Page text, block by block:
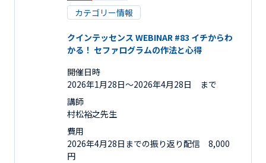
カテゴリー情報
クインテッセンス WEBINAR #83 イチからわ
かる！ セファログラムの作法と心得
開催日時
2026年1月28日〜2026年4月28日 まで
講師
村松裕之先生
費用
2026年4月28日までの振り返り配信 8,000
円